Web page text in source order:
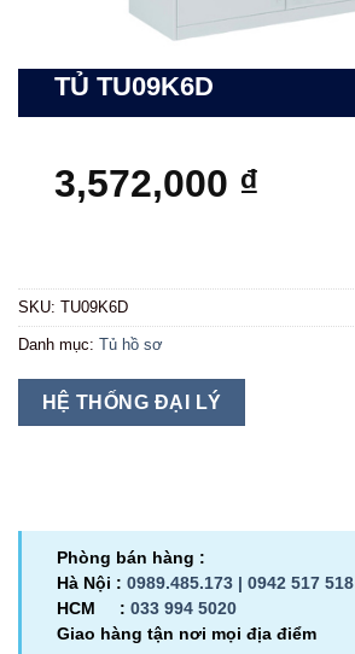
TỦ TU09K6D
3,572,000 ₫
SKU: TU09K6D
Danh mục: Tủ hồ sơ
HỆ THỐNG ĐẠI LÝ
Phòng bán hàng :
Hà Nội : 0989.485.173 | 0942 517 518
HCM : 033 994 5020
Giao hàng tận nơi mọi địa điểm